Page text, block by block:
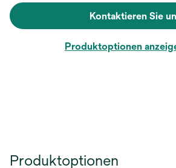
Kontaktieren Sie
Produktoptionen
Produktoptionen